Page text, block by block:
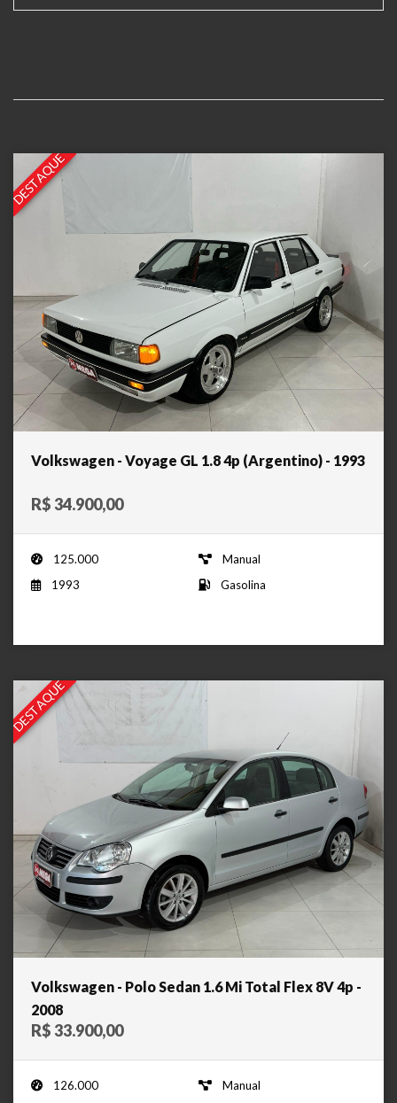
DESTAQUE
Volkswagen - Voyage GL 1.8 4p (Argentino) - 1993
R$ 34.900,00
125.000
Manual
1993
Gasolina
DESTAQUE
Volkswagen - Polo Sedan 1.6 Mi Total Flex 8V 4p -
2008
R$ 33.900,00
126.000
Manual